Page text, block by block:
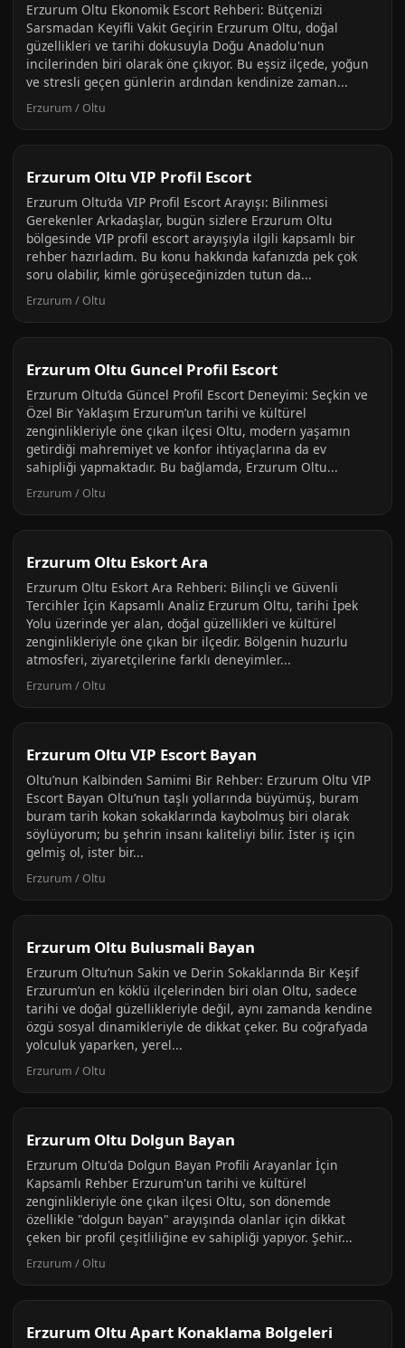
Erzurum Oltu Ekonomik Escort Rehberi: Bütçenizi
Sarsmadan Keyifli Vakit Geçirin Erzurum Oltu, doğal
güzellikleri ve tarihi dokusuyla Doğu Anadolu'nun
incilerinden biri olarak öne çıkıyor. Bu eşsiz ilçede, yoğun
ve stresli geçen günlerin ardından kendinize zaman...
Erzurum / Oltu
Erzurum Oltu VIP Profil Escort
Erzurum Oltu’da VIP Profil Escort Arayışı: Bilinmesi
Gerekenler Arkadaşlar, bugün sizlere Erzurum Oltu
bölgesinde VIP profil escort arayışıyla ilgili kapsamlı bir
rehber hazırladım. Bu konu hakkında kafanızda pek çok
soru olabilir, kimle görüşeceğinizden tutun da...
Erzurum / Oltu
Erzurum Oltu Guncel Profil Escort
Erzurum Oltu’da Güncel Profil Escort Deneyimi: Seçkin ve
Özel Bir Yaklaşım Erzurum’un tarihi ve kültürel
zenginlikleriyle öne çıkan ilçesi Oltu, modern yaşamın
getirdiği mahremiyet ve konfor ihtiyaçlarına da ev
sahipliği yapmaktadır. Bu bağlamda, Erzurum Oltu...
Erzurum / Oltu
Erzurum Oltu Eskort Ara
Erzurum Oltu Eskort Ara Rehberi: Bilinçli ve Güvenli
Tercihler İçin Kapsamlı Analiz Erzurum Oltu, tarihi İpek
Yolu üzerinde yer alan, doğal güzellikleri ve kültürel
zenginlikleriyle öne çıkan bir ilçedir. Bölgenin huzurlu
atmosferi, ziyaretçilerine farklı deneyimler...
Erzurum / Oltu
Erzurum Oltu VIP Escort Bayan
Oltu’nun Kalbinden Samimi Bir Rehber: Erzurum Oltu VIP
Escort Bayan Oltu’nun taşlı yollarında büyümüş, buram
buram tarih kokan sokaklarında kaybolmuş biri olarak
söylüyorum; bu şehrin insanı kaliteliyi bilir. İster iş için
gelmiş ol, ister bir...
Erzurum / Oltu
Erzurum Oltu Bulusmali Bayan
Erzurum Oltu’nun Sakin ve Derin Sokaklarında Bir Keşif
Erzurum’un en köklü ilçelerinden biri olan Oltu, sadece
tarihi ve doğal güzellikleriyle değil, aynı zamanda kendine
özgü sosyal dinamikleriyle de dikkat çeker. Bu coğrafyada
yolculuk yaparken, yerel...
Erzurum / Oltu
Erzurum Oltu Dolgun Bayan
Erzurum Oltu'da Dolgun Bayan Profili Arayanlar İçin
Kapsamlı Rehber Erzurum'un tarihi ve kültürel
zenginlikleriyle öne çıkan ilçesi Oltu, son dönemde
özellikle "dolgun bayan" arayışında olanlar için dikkat
çeken bir profil çeşitliliğine ev sahipliği yapıyor. Şehir...
Erzurum / Oltu
Erzurum Oltu Apart Konaklama Bolgeleri